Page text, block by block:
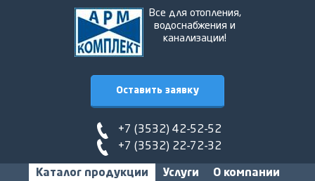
Все для отопления,
водоснабжения и
канализации!
Оставить заявку
+7 (3532) 42-52-52
+7 (3532) 22-72-32
Каталог продукции Услуги
О компании